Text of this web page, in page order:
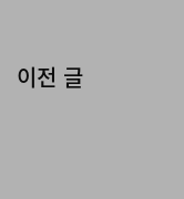
이전 글